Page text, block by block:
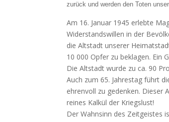
zurück und werden den Toten
Am 16. Januar 1945 erlebte
Widerstandswillen in der
die Altstadt unserer
10 000 Opfer zu beklagen. Ein
Die Altstadt wurde zu ca. 90
Auch zum 65. Jahrestag führt
ehrenvoll zu gedenken. Dieser
reines Kalkül der Kriegslust!
Der Wahnsinn des Zeitgeistes